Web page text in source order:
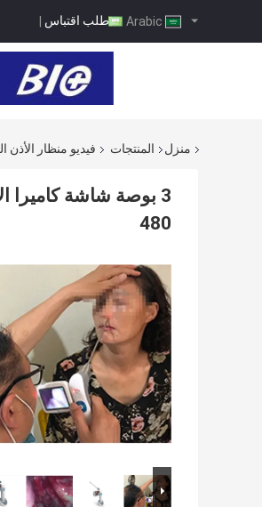
طلب اقتباس |
منزل المنتجات فيديو منظار الأذن
480